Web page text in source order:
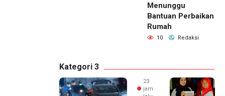
Menunggu
Bantuan Perbaikan
Rumah
10 Redaksi
Kategori 3
23
jam